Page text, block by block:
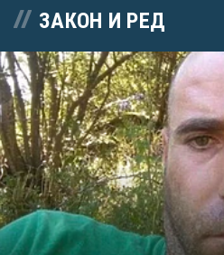
ЗАКОН И РЕД